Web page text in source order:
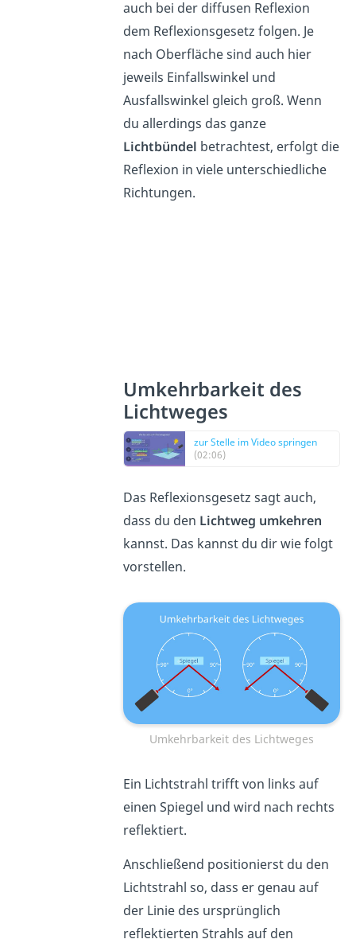
auch bei der diffusen Reflexion
dem Reflexionsgesetz folgen. Je
nach Oberfläche sind auch hier
jeweils Einfallswinkel und
Ausfallswinkel gleich groß. Wenn
du allerdings das ganze
Lichtbündel betrachtest, erfolgt die
Reflexion in viele unterschiedliche
Richtungen.
Umkehrbarkeit des
Lichtweges
zur Stelle im Video springen
(02:06)
Das Reflexionsgesetz sagt auch,
dass du den Lichtweg umkehren
kannst. Das kannst du dir wie folgt
vorstellen.
Umkehrbarkeit des Lichtweges
Ein Lichtstrahl trifft von links auf
einen Spiegel und wird nach rechts
reflektiert.
Anschließend positionierst du den
Lichtstrahl so, dass er genau auf
der Linie des ursprünglich
reflektierten Strahls auf den